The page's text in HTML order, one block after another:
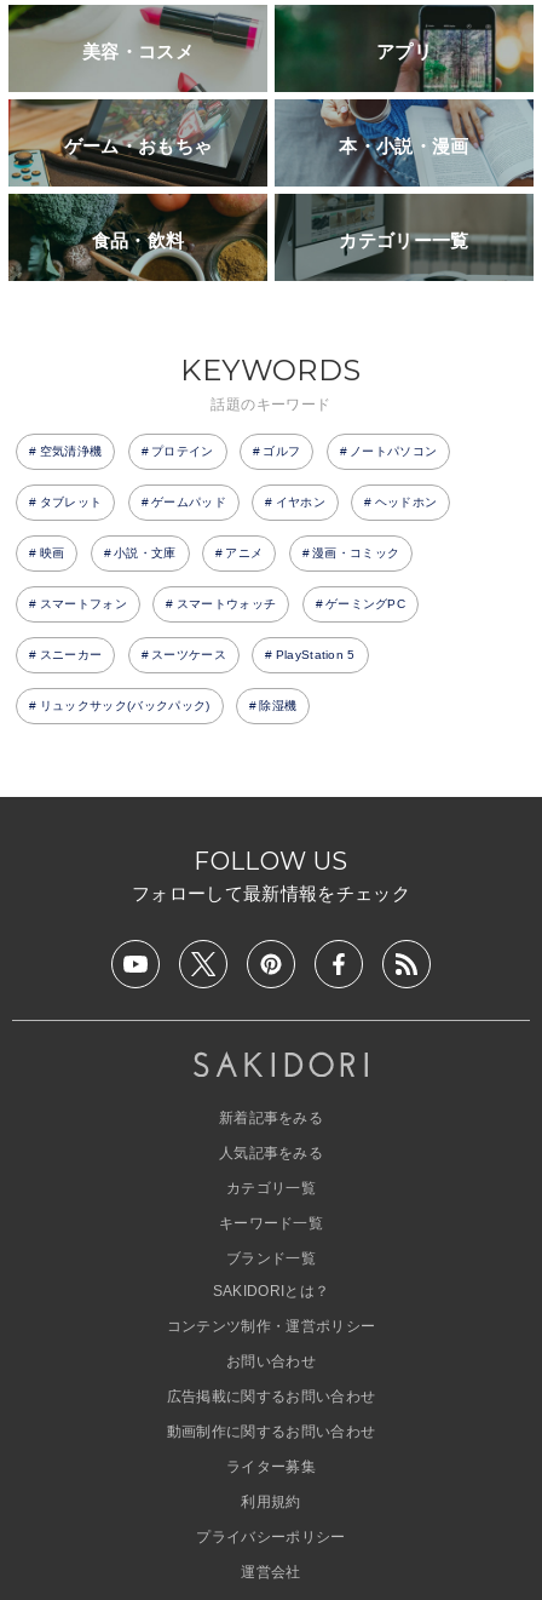
美容・コスメ アプリ
ゲーム・おもちゃ 本・小説・漫画
食品・飲料 カテゴリー一覧
KEYWORDS
話題のキーワード
空気清浄機 プロテイン ゴルフ ノートパソコン
タブレット ゲームパッド イヤホン ヘッドホン
映画 小説・文庫 アニメ 漫画・コミック
スマートフォン スマートウォッチ ゲーミングPC
スニーカー スーツケース PlayStation 5
リュックサック(バックパック) 除湿機
FOLLOW US
フォローして最新情報をチェック
新着記事をみる
人気記事をみる
カテゴリ一覧
キーワード一覧
ブランド一覧
SAKIDORIとは？
コンテンツ制作・運営ポリシー
お問い合わせ
広告掲載に関するお問い合わせ
動画制作に関するお問い合わせ
ライター募集
利用規約
プライバシーポリシー
運営会社